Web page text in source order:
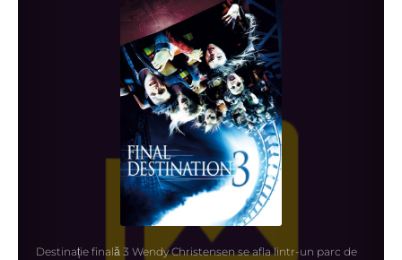
Destinație finală 3 Wendy Christensen se afla lintr-un parc de